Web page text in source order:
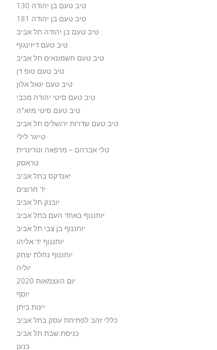
טיב טעם בן יהודה 130
טיב טעם בן יהודה 181
טיב טעם בן יהודה תל אביב
טיב טעם דיזינגוף
טיב טעם חשמונאים תל אביב
טיב טעם טופ דן
טיב טעם יגאל אלון
טיב טעם סיטי יהודה מכבי
טיב טעם סיטי מזא"ה
טיב טעם שדרות ירושלים תל אביב
טייגר לילי
טלי אברהם – מרפאה וטרינרית
טראסק
יאנדקס בתל אביב
יד חרוצים
יובנק תל אביב
יוחננוף באחד העם בתל אביב
יוחננוף בן צבי תל אביב
יוחננוף יד אליהו
יוחננוף נחלת יצחק
יוליה
יום העצמאות 2020
יוסף
יינות ביתן
כללי זהב לפתיחת עסק בתל אביב
כניסת שבת תל אביב
כנען